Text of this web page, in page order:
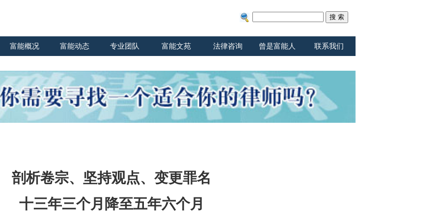
富能概况 富能动态 专业团队 富能文苑 法律咨询 曾是富能人 联系我们
剖析卷宗、坚持观点、变更罪名
十三年三个月降至五年六个月